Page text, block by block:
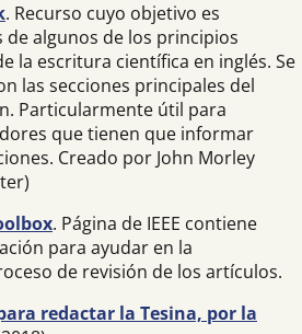
. Recurso cuyo objetivo es
algunos de los principios
la escritura científica en inglés. Se
las secciones principales del
Particularmente útil para
que tienen que informar
Creado por John Morley
. Página de IEEE contiene
para ayudar en la
de revisión de los artículos.
redactar la Tesina, por la